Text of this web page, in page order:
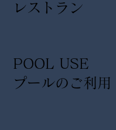
レストラン
プールのご利用
POOL USE